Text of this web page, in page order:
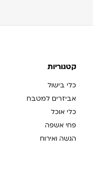
קטגוריות
כלי בישול
אביזרים למטבח
כלי אוכל
פחי אשפה
הגשה ואירוח